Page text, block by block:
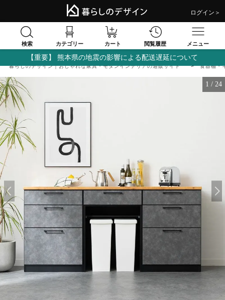
ログイン＞
検索 カテゴリー カート 閲覧履歴 メニュー
【重要】 熊本県の地震の影響による配送遅延について
暮らしのデザイン｜おしゃれな家具・モダンインテリアの通販サイト 食器棚・
1 / 24